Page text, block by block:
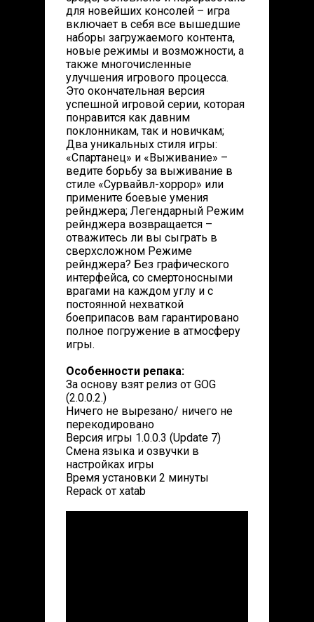
для новейших консолей – игра
включает в себя все вышедшие
наборы загружаемого контента,
новые режимы и возможности, а
также многочисленные
улучшения игрового процесса.
Это окончательная версия
успешной игровой серии, которая
понравится как давним
поклонникам, так и новичкам;
Два уникальных стиля игры:
«Спартанец» и «Выживание» –
ведите борьбу за выживание в
стиле «Сурвайвл-хоррор» или
примените боевые умения
рейнджера; Легендарный Режим
рейнджера возвращается –
отважитесь ли вы сыграть в
сверхсложном Режиме
рейнджера? Без графического
интерфейса, со смертоносными
врагами на каждом углу и с
постоянной нехваткой
боеприпасов вам гарантировано
полное погружение в атмосферу
игры.
Особенности репака:
За основу взят релиз от GOG
(2.0.0.2.)
Ничего не вырезано/ ничего не
перекодировано
Версия игры 1.0.0.3 (Update 7)
Смена языка и озвучки в
настройках игры
Время установки 2 минуты
Repack от xatab